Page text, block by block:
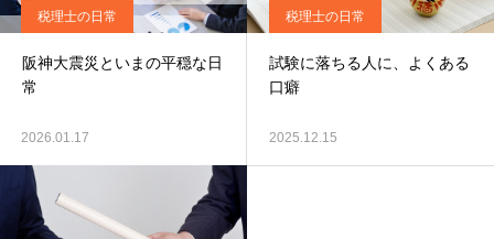
税理士の日常
阪神大震災といまの平穏な日
常
2026.01.17
税理士の日常
試験に落ちる人に、よくある
口癖
2025.12.15